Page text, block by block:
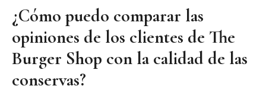
¿Cómo puedo comparar las
opiniones de los clientes de The
Burger Shop con la calidad de las
conservas?